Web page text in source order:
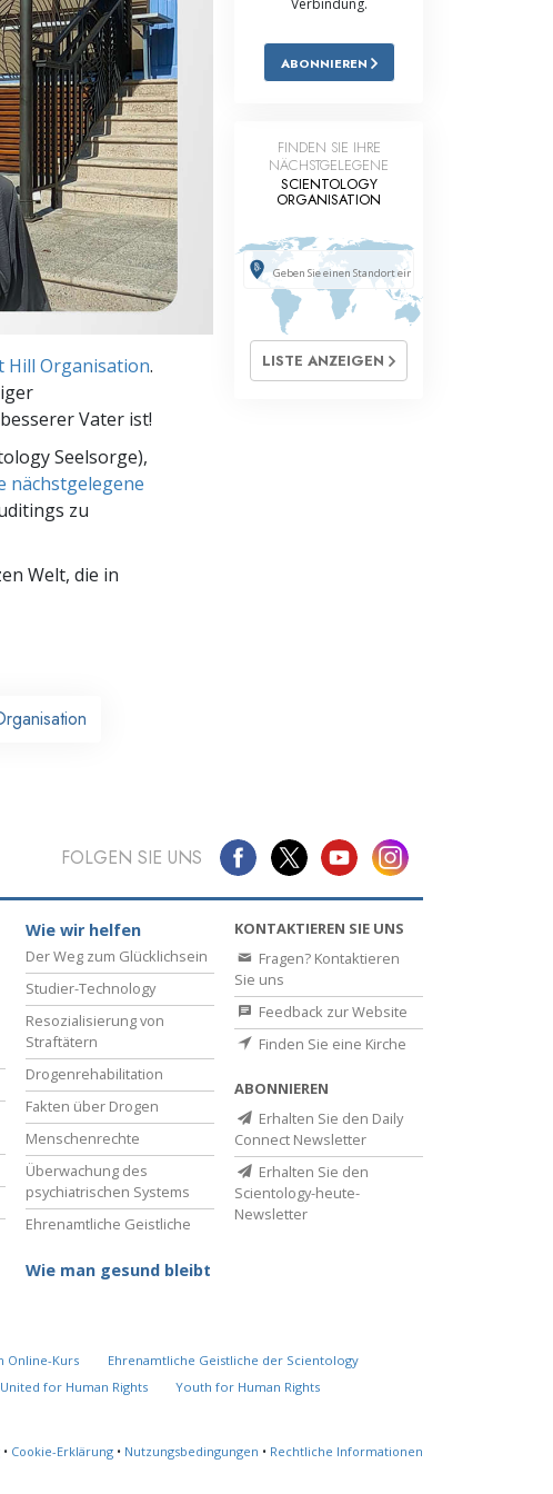
Antworten auf das Drogenproblem
Kinder
Werkzeuge für den Arbeitsplatz
Ethik und die Zustände
Die Ursache von Unterdrückung
Ermittlungen
Grundlagen des Organisierens
Die Grundlagen von Public Relations
Hill Organisation.
Vater ist!
Seelsorge),
nächstgelegene
zu
Welt, die in
Verbindung.
ABONNIEREN
FINDEN SIE IHRE
NÄCHSTGELEGENE
SCIENTOLOGY
ORGANISATION
LISTE ANZEIGEN
FOLGEN SIE UNS
Wie wir helfen
Der Weg zum Glücklichsein
Studier-Technology
Resozialisierung von
Straftätern
Drogenrehabilitation
Fakten über Drogen
Menschenrechte
Überwachung des
psychiatrischen Systems
Ehrenamtliche Geistliche
Wie man gesund bleibt
KONTAKTIEREN SIE UNS
Fragen? Kontaktieren
Sie uns
Feedback zur Website
Finden Sie eine Kirche
ABONNIEREN
Erhalten Sie den Daily
Connect Newsletter
Erhalten Sie den
Scientology-heute-
Newsletter
Online-Kurs
Ehrenamtliche Geistliche der Scientology
United for Human Rights
Youth for Human Rights
• Cookie-Erklärung • Nutzungsbedingungen • Rechtliche Informationen